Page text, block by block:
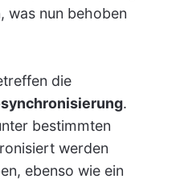
was nun behoben
die
.
bestimmten
werden
ebenso wie ein